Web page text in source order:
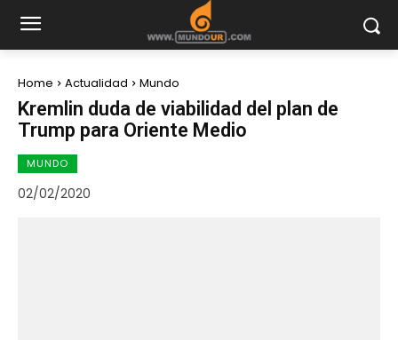
Home Actualidad Mundo
Kremlin duda de viabilidad del plan de
Trump para Oriente Medio
MUNDO
02/02/2020